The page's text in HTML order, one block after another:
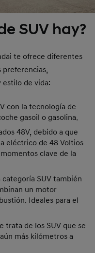
SUV hay?
te ofrece diferentes
preferencias,
estilo de vida:
con la tecnología de
gasoil o gasolina.
48V, debido a que
eléctrico de 48 Voltios
clave de la
categoría SUV también
un motor
Ideales para el
trata de los SUV que se
más kilómetros a